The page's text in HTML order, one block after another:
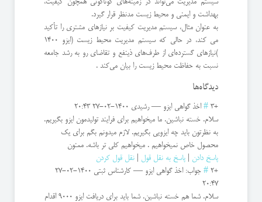
بهداشت و ایمنی و محیط زیست مدنظر قرار گیرد.
به عنوان مثال، سیستم مدیریت کیفیت بر نیازهای مشتری را تأکید
می کند، در حالی که سیستم مدیریت محیط زیست (ایزو 1400
)نیازهای گسترده‌ای از طرف‌های ذینفع و تقاضای رو به رشد جامعه
نسبت به حفاظت محیط زیست را بیان می‌کند .
دیدگاه‌ها
+3
# اخذ گواهی ایزو —رشیدی 1400-02-27 20:43
سلام. خسته نباشین. ما میخواهیم برای فرایند تولیدمون ایزو بگیریم.
به نظرتون باید چه ایزویی بگیریم. لازم میدونم بگم برای یک
محصول خاص نمیخواهیم . میخواهیم کلی تر باشه. ممنون
پاسخ دادن
پاسخ به نقل قول
نقل قول کردن
+2
# جواب: اخذ گواهی ایزو — کارشناس ثبتی
1400-02-27
20:47
سلام. شما هم خسته نباشین. شما باید برای دریافت ایزو 9000 اقدام